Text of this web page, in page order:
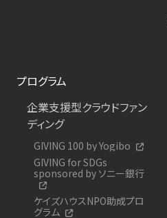
プログラム
企業支援型クラウドファン
ディング
GIVING 100 by Yogibo
GIVING for SDGs
sponsored by ソニー銀行
ケイズハウスNPO助成プロ
グラム